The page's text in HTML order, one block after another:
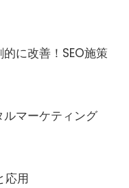
に改善！SEO施策
ルマーケティング
応用